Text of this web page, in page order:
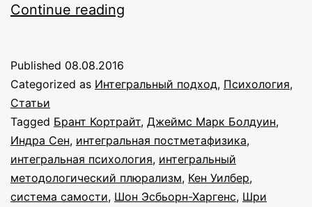
Continue reading
энциклопедия
Published 08.08.2016
Categorized as Интегральный подход, Психология,
Статьи
Tagged Брант Кортрайт, Джеймс Марк Болдуин,
Индра Сен, интегральная постметафизика,
интегральная психология, интегральный
методологический плюрализм, Кен Уилбер,
система самости, Шон Эсбьорн-Харгенс, Шри